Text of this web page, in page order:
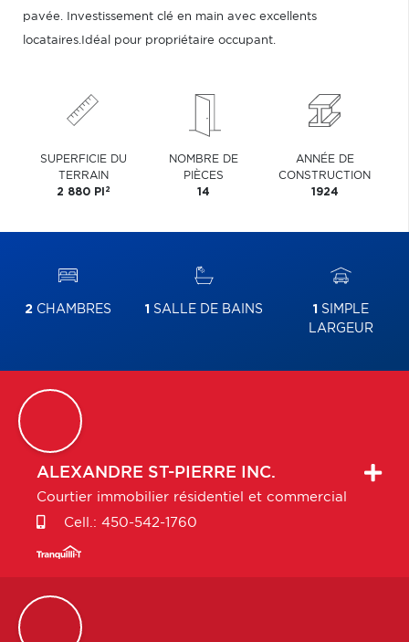
pavée. Investissement clé en main avec excellents
locataires.Idéal pour propriétaire occupant.
SUPERFICIE DU
TERRAIN
2 880 PI 2
NOMBRE DE
PIÈCES
14
ANNÉE DE
CONSTRUCTION
1924
2 CHAMBRES 1 SALLE DE BAINS 1 SIMPLE
LARGEUR
ALEXANDRE ST-PIERRE INC.
Courtier immobilier résidentiel et commercial
Cell.: 450-542-1760